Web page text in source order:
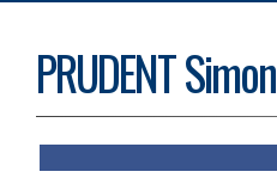
PRUDENT Simon